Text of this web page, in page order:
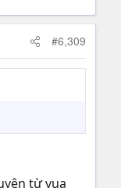
#6,309
từ vua